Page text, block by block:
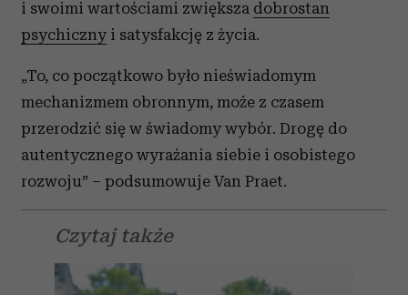
społecznościowym, reklamowym i analitycznym.
Partnerzy mogą połączyć te informacje z innymi danymi
korzystania z ich usług.
i swoimi wartościami zwiększa dobrostan
psychiczny i satysfakcję z życia.
„To, co początkowo było nieświadomym
mechanizmem obronnym, może z czasem
przerodzić się w świadomy wybór. Drogę do
autentycznego wyrażania siebie i osobistego
rozwoju” – podsumowuje Van Praet.
Czytaj także